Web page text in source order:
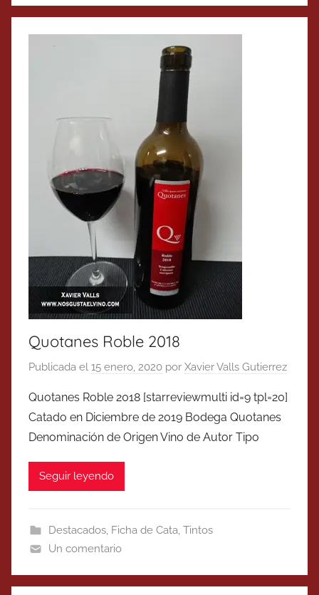
Quotanes Roble 2018
Publicada el 15 enero, 2020 por Xavier Valls Gutierrez
Quotanes Roble 2018 [starreviewmulti id=9 tpl=20]
Catado en Diciembre de 2019 Bodega Quotanes
Denominación de Origen Vino de Autor Tipo
Seguir leyendo
Destacados, Ficha de Cata, Tintos
Un comentario